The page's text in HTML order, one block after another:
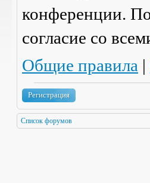
конференции.
согласие со
Общие правила |
Регистрация
Список форумов